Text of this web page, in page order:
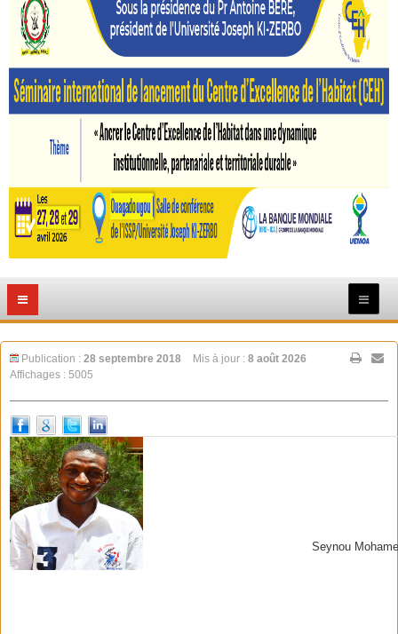
Publication : 28 septembre 2018 Mis à jour : 8 août 2026
Affichages : 5005
Seynou